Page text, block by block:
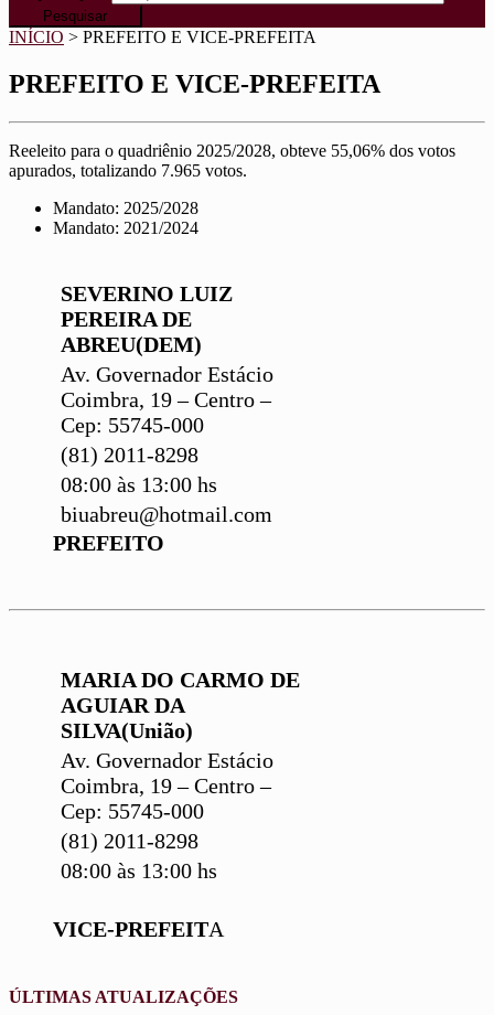
INÍCIO > PREFEITO E VICE-PREFEITA
PREFEITO E VICE-PREFEITA
Reeleito para o quadriênio 2025/2028, obteve 55,06% dos votos
apurados, totalizando 7.965 votos.
Mandato: 2025/2028
Mandato: 2021/2024
SEVERINO LUIZ
PEREIRA DE
ABREU(DEM)
Av. Governador Estácio
Coimbra, 19 – Centro –
Cep: 55745-000
(81) 2011-8298
08:00 às 13:00 hs
biuabreu@hotmail.com
PREFEITO
MARIA DO CARMO DE
AGUIAR DA
SILVA(União)
Av. Governador Estácio
Coimbra, 19 – Centro –
Cep: 55745-000
(81) 2011-8298
08:00 às 13:00 hs
VICE-PREFEITA
ÚLTIMAS ATUALIZAÇÕES